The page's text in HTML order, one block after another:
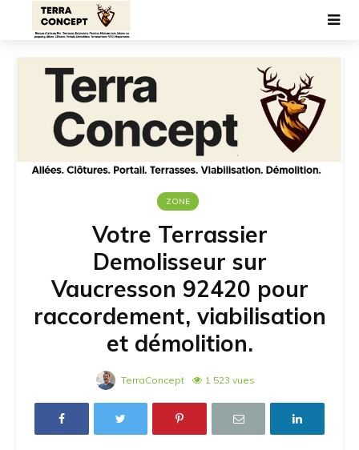
ZONE
Votre Terrassier
Demolisseur sur
Vaucresson 92420 pour
raccordement, viabilisation
et démolition.
TerraConcept 1 523 vues